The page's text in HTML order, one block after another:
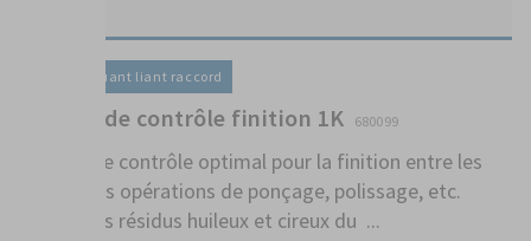
Vernis / Diluant liant raccord
Aérosol de contrôle finition 1K 680099
Aérosol de contrôle optimal pour la finition entre les
différentes opérations de ponçage, polissage, etc.
Élimine les résidus huileux et cireux du ...